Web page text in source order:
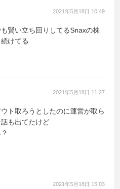
2021年5月18日 10:49
賢い立ち回りしてるSnaxの株
けてる
2021年5月18日 11:27
ト取ろうとしたのに運営が取ら
も出てたけど
2021年5月18日 15:03